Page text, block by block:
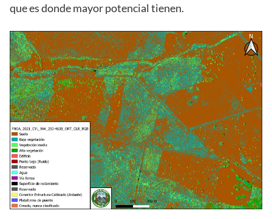
que es donde mayor potencial tienen.